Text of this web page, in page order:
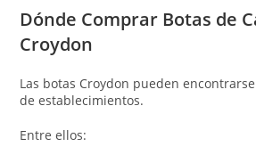
Dónde Comprar Botas de
Croydon
Las botas Croydon pueden
de establecimientos.
Entre ellos: